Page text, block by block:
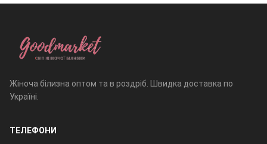
Жіноча білизна оптом та в роздріб. Швидка доставка по
Україні.
ТЕЛЕФОНИ